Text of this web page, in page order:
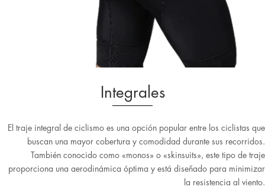
Integrales
El traje integral de ciclismo es una opción popular entre los ciclistas que
buscan una mayor cobertura y comodidad durante sus recorridos.
También conocido como «monos» o «skinsuits», este tipo de traje
proporciona una aerodinámica óptima y está diseñado para minimizar
la resistencia al viento.